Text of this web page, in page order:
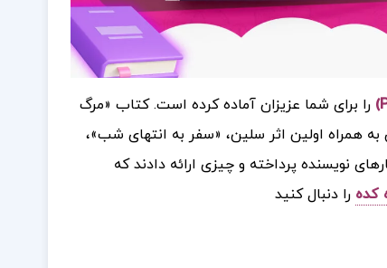
را برای شما عزیزان آماده کرده است.کتاب «مرگ
بار در سال ۱۹۳۶ منتشر شد. این رمان به همراه اولین اثر سلین، «سفر به انتهای شب»،
نویسنده پرداخته و چیزی ارائه دادند که
کده را دنبال کنید